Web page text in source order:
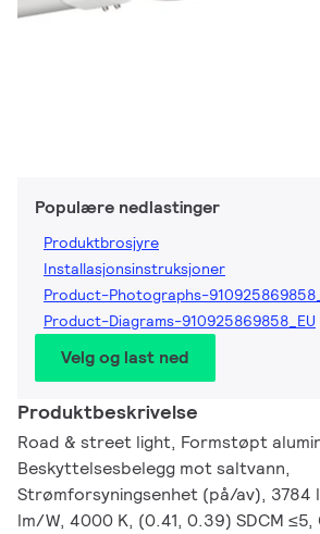
Populære nedlastinger
Produktbrosjyre
Installasjonsinstruksjoner
Product-Photographs-
Product-Diagrams-910925869858_EU
Velg og last ned
Produktbeskrivelse
Road & street light, Formstøpt
Beskyttelsesbelegg mot saltvann,
Strømforsyningsenhet (på/av), 3784
lm/W, 4000 K, (0.41, 0.39) SDCM ≤5,